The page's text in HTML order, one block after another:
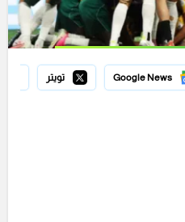
Google News تويتر